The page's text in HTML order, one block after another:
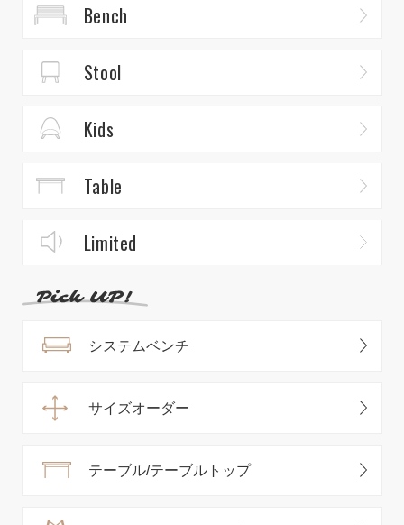
Bench
Stool
Kids
Table
Limited
システムベンチ
サイズオーダー
テーブル/テーブルトップ